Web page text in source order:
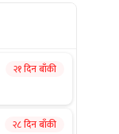
२१ दिन बाँकी
२८ दिन बाँकी